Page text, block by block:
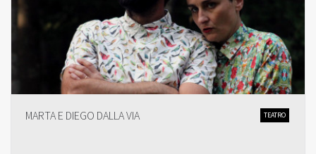
MARTA E DIEGO DALLA VIA TEATRO